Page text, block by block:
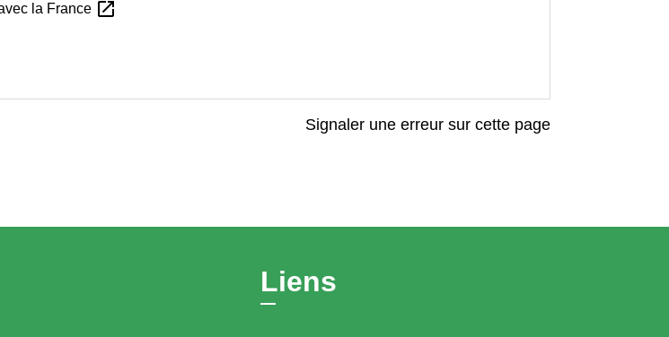
la France open_in_new
Signaler une erreur sur cette page
Liens